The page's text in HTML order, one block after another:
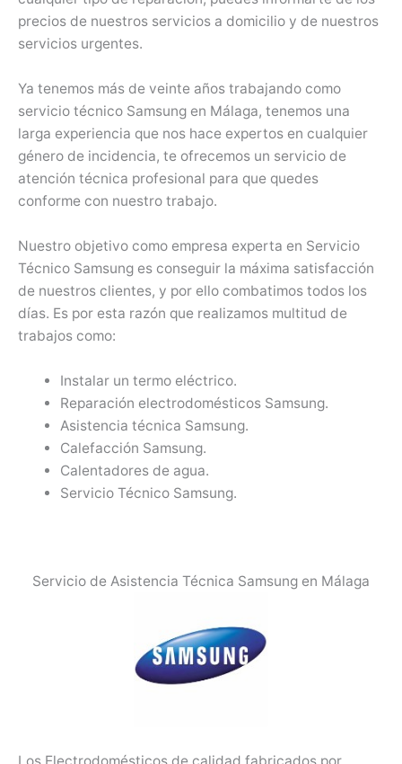
precios de nuestros servicios a domicilio y de nuestros
servicios urgentes.
Ya tenemos más de veinte años trabajando como
servicio técnico Samsung en Málaga, tenemos una
larga experiencia que nos hace expertos en cualquier
género de incidencia, te ofrecemos un servicio de
atención técnica profesional para que quedes
conforme con nuestro trabajo.
Nuestro objetivo como empresa experta en Servicio
Técnico Samsung es conseguir la máxima satisfacción
de nuestros clientes, y por ello combatimos todos los
días. Es por esta razón que realizamos multitud de
trabajos como:
Instalar un termo eléctrico.
Reparación electrodomésticos Samsung.
Asistencia técnica Samsung.
Calefacción Samsung.
Calentadores de agua.
Servicio Técnico Samsung.
Servicio de Asistencia Técnica Samsung en Málaga
Los Electrodomésticos de calidad fabricados por